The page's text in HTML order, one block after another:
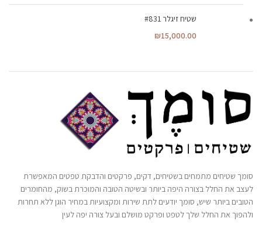
שטיח זיגלר #831
₪15,000.00
סומך שטיחים מתמחים בשטיחים, דקים, פרקטים והדבקת טפטים המאפשרת
לעצב את החלל בצורה היפה ביותר ובשיטה הטובה והמוכרת בשוק, מהחומרים
הטובים ביותר שיש, סומך יודעים לתת שירות ומקצועיות במחיר הוגן ללא תחרות
ולהפוך את החלל שלך לטפט ופרקט מושלם ובעל צורה יפה לעין